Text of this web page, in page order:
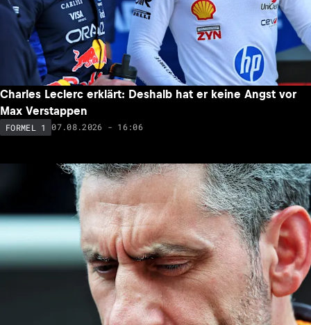
Charles Leclerc erklärt: Deshalb hat er keine Angst vor
Max Verstappen
FORMEL 1 07.08.2026 - 16:06